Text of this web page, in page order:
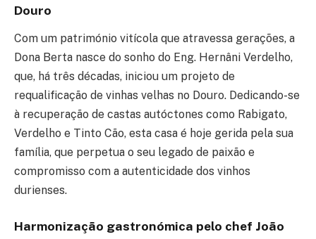
Douro
Com um património vitícola que atravessa gerações, a
Dona Berta nasce do sonho do Eng. Hernâni Verdelho,
que, há três décadas, iniciou um projeto de
requalificação de vinhas velhas no Douro. Dedicando-se
à recuperação de castas autóctones como Rabigato,
Verdelho e Tinto Cão, esta casa é hoje gerida pela sua
família, que perpetua o seu legado de paixão e
compromisso com a autenticidade dos vinhos
durienses.
Harmonização gastronómica pelo chef João